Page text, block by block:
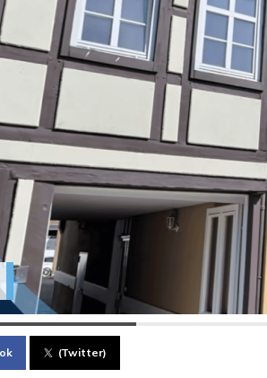
(Twitter)